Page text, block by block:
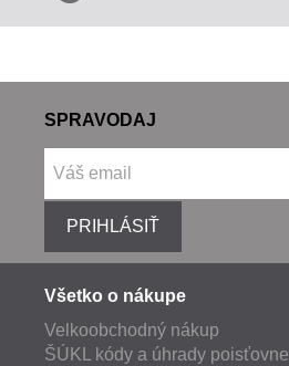
SPRAVODAJ
PRIHLÁSIŤ
Všetko o nákupe
Velkoobchodný nákup
ŠÚKL kódy a úhrady poisťovne